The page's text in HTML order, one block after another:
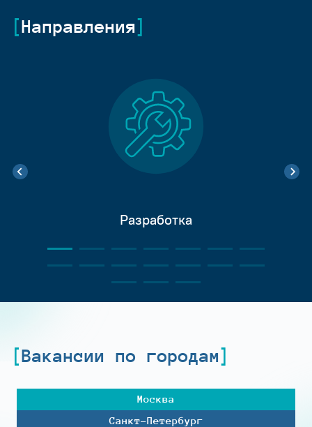
Направления
Разработка
Вакансии по городам
Москва
Санкт-Петербург